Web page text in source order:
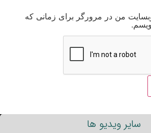
من در مرورگر برای زمانی که
سایر ویدیو ها